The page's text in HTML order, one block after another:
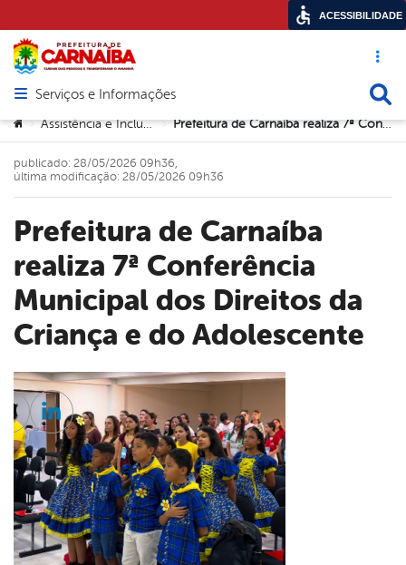
Acesso
Abrir menu principal de navegação
Serviços e Informações
Você está aqui:
> Assistência e Inclusão Social > Prefeitura de Carnaíba realiza 7ª Conferência Municipal dos Direitos da Criança e do Adolescente
Prefeitura de Carnaíba
realiza 7ª Conferência
Municipal dos Direitos da
Criança e do Adolescente
publicado: 28/05/2026 09h36,
última modificação: 28/05/2026 09h36
Twitter
Linkedin
ACESSIBILIDADE